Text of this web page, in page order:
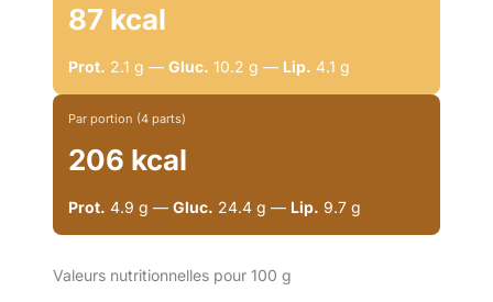
87 kcal
Prot. 2.1 g — Gluc. 10.2 g — Lip. 4.1 g
Par portion (4 parts)
206 kcal
Prot. 4.9 g — Gluc. 24.4 g — Lip. 9.7 g
Valeurs nutritionnelles pour 100 g